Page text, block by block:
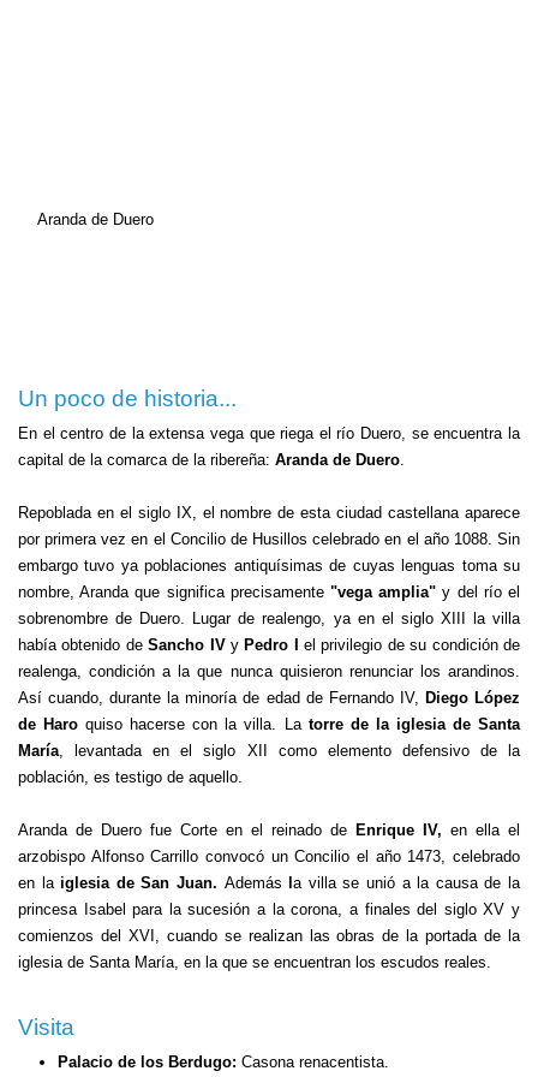
Aranda de Duero
Un poco de historia...
En el centro de la extensa vega que riega el río Duero, se encuentra la
capital de la comarca de la ribereña: Aranda de Duero.
Repoblada en el siglo IX, el nombre de esta ciudad castellana aparece
por primera vez en el Concilio de Husillos celebrado en el año 1088. Sin
embargo tuvo ya poblaciones antiquísimas de cuyas lenguas toma su
nombre, Aranda que significa precisamente "vega amplia" y del río el
sobrenombre de Duero. Lugar de realengo, ya en el siglo XIII la villa
había obtenido deSancho IVy Pedro I
el privilegio de su condición de
realenga, condición a la que nunca quisieron renunciar los arandinos.
Así cuando, durante la minoría de edad de Fernando IV, Diego López
de Haro quiso hacerse con la villa. La torre de la iglesia de Santa
María, levantada en el siglo XII como elemento defensivo de la
población, es testigo de aquello.
Aranda de Duero fue Corte en el reinado de Enrique IV, en ella el
arzobispo Alfonso Carrillo convocó un Concilio el año 1473, celebrado
en laiglesia de San Juan. Además la villa se unió a la causa de la
princesa Isabel para la sucesión a la corona, a finales del siglo XV y
comienzos del XVI, cuando se realizan las obras de la portada de la
iglesia de Santa María, en la que se encuentran los escudos reales.
Visita
Palacio de los Berdugo: Casona renacentista.